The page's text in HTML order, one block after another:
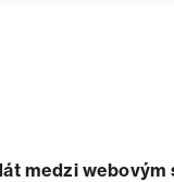
medzi webovým